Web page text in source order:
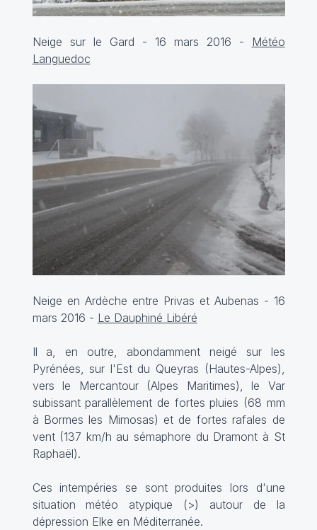
Neige sur le Gard - 16 mars 2016 - Météo
Languedoc
Neige en Ardèche entre Privas et Aubenas - 16
mars 2016 - Le Dauphiné Libéré
Il a, en outre, abondamment neigé sur les
Pyrénées, sur l'Est du Queyras (Hautes-Alpes),
vers le Mercantour (Alpes Maritimes), le Var
subissant parallèlement de fortes pluies (68 mm
à Bormes les Mimosas) et de fortes rafales de
vent (137 km/h au sémaphore du Dramont à St
Raphaël).
Ces intempéries se sont produites lors d'une
situation météo atypique (>) autour de la
dépression Elke en Méditerranée.